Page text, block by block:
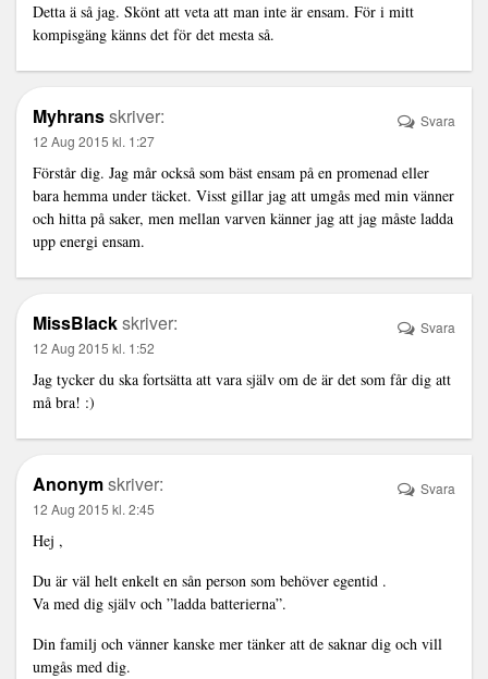
Detta ä så jag. Skönt att veta att man inte är ensam. För i mitt
kompisgäng känns det för det mesta så.
Myhransskriver:
12 Aug 2015 kl. 1:27
Förstår dig. Jag mår också som bäst ensam på en promenad eller
bara hemma under täcket. Visst gillar jag att umgås med min vänner
och hitta på saker, men mellan varven känner jag att jag måste ladda
upp energi ensam.
Svara
MissBlackskriver:
12 Aug 2015 kl. 1:52
Jag tycker du ska fortsätta att vara själv om de är det som får dig att
må bra! :)
Svara
Anonymskriver:
12 Aug 2015 kl. 2:45
Hej ,
Du är väl helt enkelt en sån person som behöver egentid .
Va med dig själv och ”ladda batterierna”.
Din familj och vänner kanske mer tänker att de saknar dig och vill
umgås med dig.
Svara